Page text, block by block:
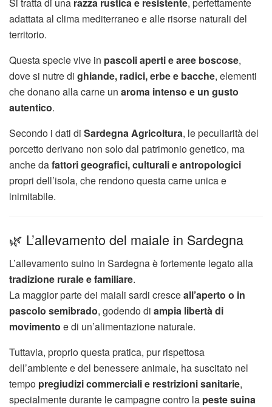
Si tratta di una razza rustica e resistente, perfettamente
adattata al clima mediterraneo e alle risorse naturali del
territorio.
Questa specie vive in pascoli aperti e aree boscose,
dove si nutre di ghiande, radici, erbe e bacche, elementi
che donano alla carne un aroma intenso e un gusto
autentico.
Secondo i dati di Sardegna Agricoltura, le peculiarità del
porcetto derivano non solo dal patrimonio genetico, ma
anche dafattori geografici, culturali e antropologici
propri dell’isola, che rendono questa carne unica e
inimitabile.
🌿 L’allevamento del maiale in Sardegna
L’allevamento suino in Sardegna è fortemente legato alla
tradizione rurale e familiare.
La maggior parte dei maiali sardi cresceall’aperto o in
pascolo semibrado, godendo di ampia libertà di
movimento e di un’alimentazione naturale.
Tuttavia, proprio questa pratica, pur rispettosa
dell’ambiente e del benessere animale, ha suscitato nel
tempo pregiudizi commerciali e restrizioni sanitarie,
specialmente durante le campagne contro la peste suina